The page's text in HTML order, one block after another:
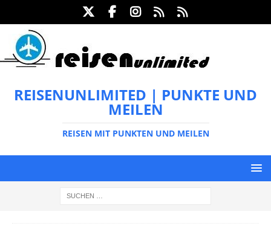
REISENUNLIMITED | PUNKTE UND
MEILEN
REISEN MIT PUNKTEN UND MEILEN